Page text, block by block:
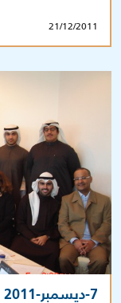
21/12/2011
7-ديسمبر-2011